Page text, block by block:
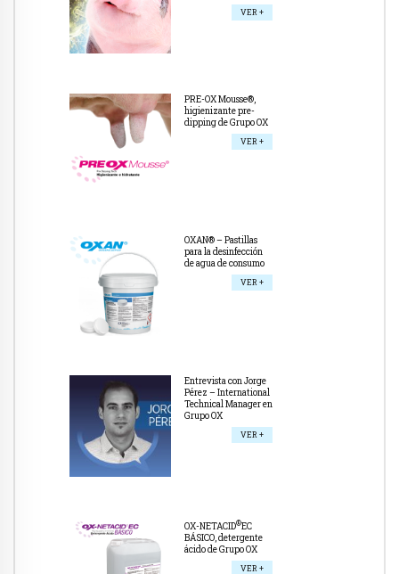
VER +
PRE-OX Mousse®,
higienizante pre-
dipping de Grupo OX
VER +
OXAN® – Pastillas
para la desinfección
de agua de consumo
VER +
Entrevista con Jorge
Pérez – International
Technical Manager en
Grupo OX
VER +
OX-NETACID®EC
BÁSICO, detergente
ácido de Grupo OX
VER +